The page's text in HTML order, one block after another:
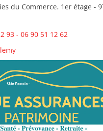
du Commerce. 1er étage -
93 - 06 90 51 12 62